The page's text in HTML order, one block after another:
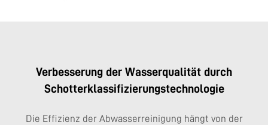
Verbesserung der Wasserqualität durch
Schotterklassifizierungstechnologie
Die Effizienz der Abwasserreinigung hängt von der